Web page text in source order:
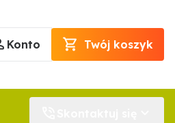
Konto Twój koszyk